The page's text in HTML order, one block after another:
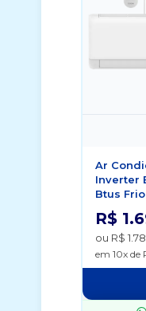
Ar
Inverter
Btus
R$
ou R$
em 10x de